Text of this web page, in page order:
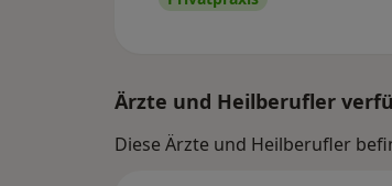
Ärzte und Heilberufler
Diese Ärzte und Heilberufler